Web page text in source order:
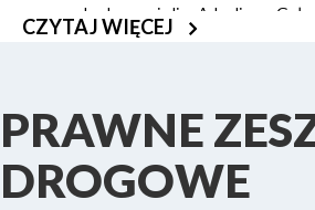
nowo wybudowanej ulicy Arkadiusza
skrzyżowania z ulicami Sadową i
prace nad tą inwestycją?
CZYTAJ WIĘCEJ
PRAWNE
DROGOWE